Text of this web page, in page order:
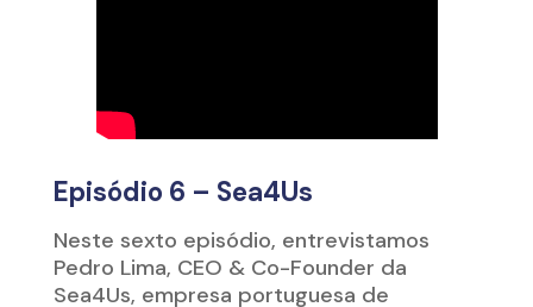
Episódio 6 – Sea4Us
Neste sexto episódio, entrevistamos
Pedro Lima, CEO & Co-Founder da
Sea4Us, empresa portuguesa de